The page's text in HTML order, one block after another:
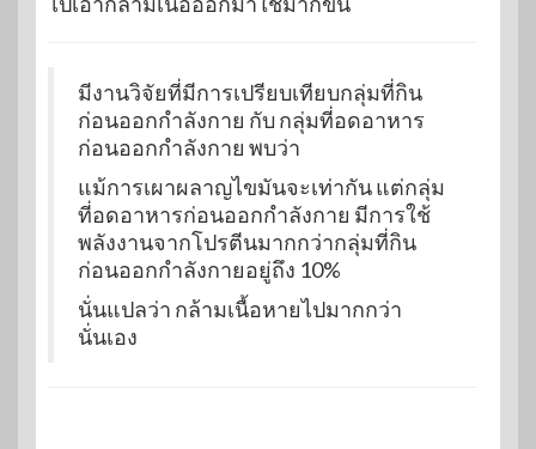
มีงานวิจัยที่มีการเปรียบเทียบกลุ่มที่กิน
ก่อนออกกำลังกาย กับ กลุ่มที่อดอาหาร
ก่อนออกกำลังกาย พบว่า
แม้การเผาผลาญไขมันจะเท่ากัน แต่กลุ่ม
ที่อดอาหารก่อนออกกำลังกาย มีการใช้
พลังงานจากโปรตีนมากกว่ากลุ่มที่กิน
ก่อนออกกำลังกายอยู่ถึง 10%
นั่นแปลว่า กล้ามเนื้อหายไปมากกว่า
นั่นเอง